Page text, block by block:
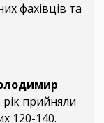
фахівців та
рік прийняли
120-140.